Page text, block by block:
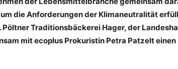
die Anforderungen der Klimaneutralität
Pöltner Traditionsbäckerei Hager, der
mit ecoplus Prokuristin Petra Patzelt einen